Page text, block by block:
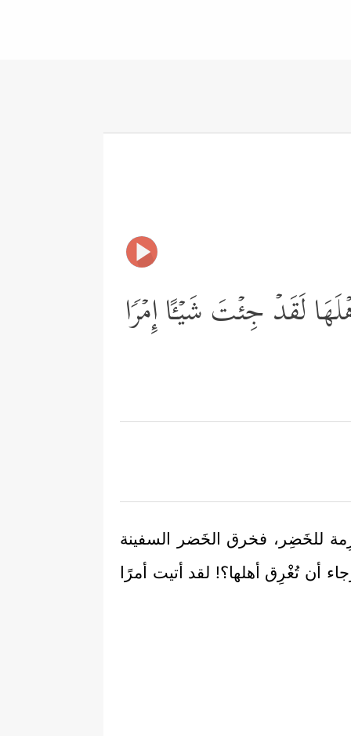
لَقَدۡ جِئۡتَ شَیۡـًٔا إِمۡرࣰا
للخَضِر، فخرق الخَضر السفينة
أن تُغْرِق أهلها؟! لقد أتيت أمرًا